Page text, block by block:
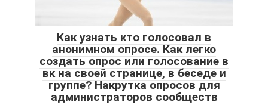
Как узнать кто голосовал в
анонимном опросе. Как легко
создать опрос или голосование в
вк на своей странице, в беседе и
группе? Накрутка опросов для
администраторов сообществ